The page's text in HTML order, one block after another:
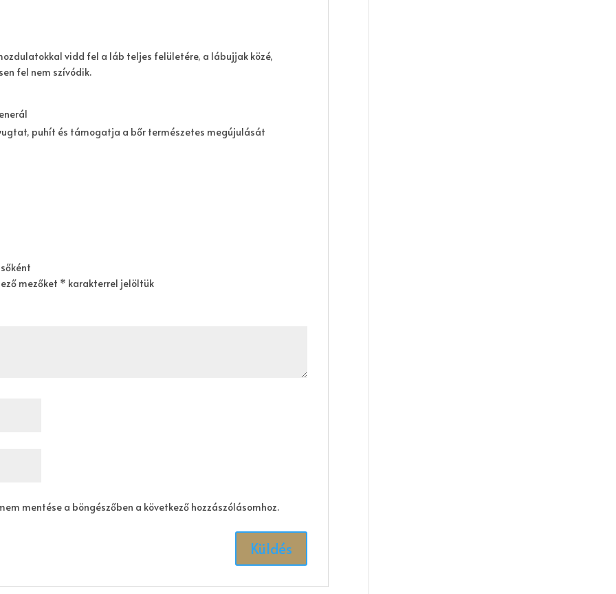
vidd fel a láb teljes felületére, a lábujjak közé,
fel nem szívódik.
puhít és támogatja a bőr természetes megújulását
mezőket * karakterrel jelöltük
mentése a böngészőben a következő hozzászólásomhoz.